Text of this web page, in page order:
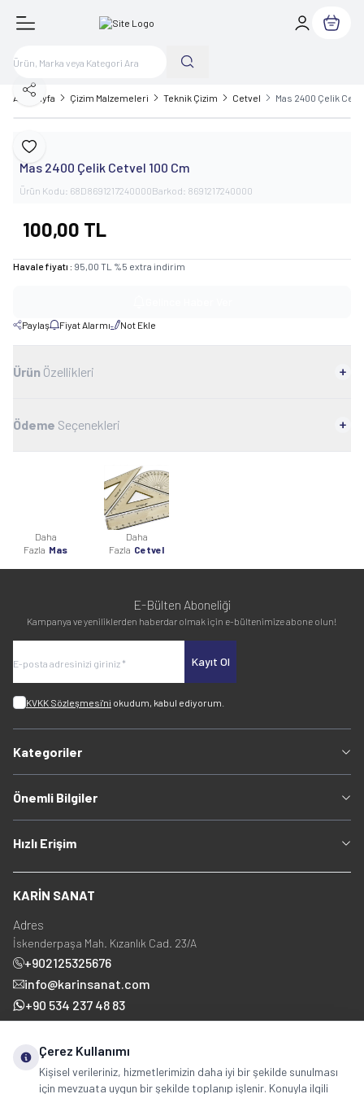
Sepetim
Ana Sayfa Çizim Malzemeleri Teknik Çizim Cetvel Mas 2400 Çelik
Favoriye Ekle
Paylaş
Mas
Mas 2400 Çelik Cetvel 100 Cm
Ürün Kodu: 68D8691217240000Barkod: 8691217240000
100,00 TL
Havale fiyatı : 95,00 TL %5 extra indirim
Paylaş Fiyat Alarmı Not Ekle
Ürün Özellikleri
Ödeme Seçenekleri
Daha
Fazla Mas
Daha
Fazla Cetvel
E-Bülten Aboneliği
Kampanya ve yeniliklerden haberdar olmak için e-bültenimize abone olun!
Kayıt Ol
KVKK Sözleşmesi'ni okudum, kabul ediyorum.
Kategoriler
Önemli Bilgiler
Hızlı Erişim
KARİN SANAT
Adres
İskenderpaşa Mah. Kızanlık Cad. 23/A
+902125325676
info@karinsanat.com
+90 534 237 48 83
Çerez Kullanımı
Kişisel verileriniz, hizmetlerimizin daha iyi bir şekilde sunulması
için mevzuata uygun bir şekilde toplanıp işlenir. Konuyla ilgili